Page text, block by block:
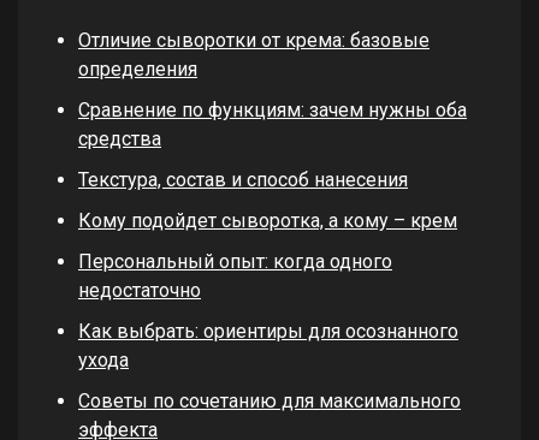
Отличие сыворотки от крема: базовые
определения
Сравнение по функциям: зачем нужны оба
средства
Текстура, состав и способ нанесения
Кому подойдет сыворотка, а кому – крем
Персональный опыт: когда одного
недостаточно
Как выбрать: ориентиры для осознанного
ухода
Советы по сочетанию для максимального
эффекта